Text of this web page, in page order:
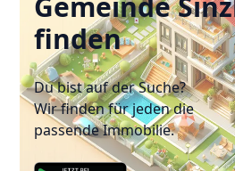
finden
Du bist auf der Suche?
Wir finden für jeden die
passende Immobilie.